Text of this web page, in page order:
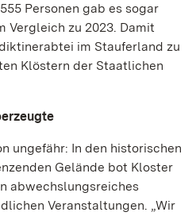
Personen gab es sogar
Vergleich zu 2023. Damit
im Stauferland zu
Klöstern der Staatlichen
ungefähr: In den historischen
Gelände bot Kloster
abwechslungsreiches
Veranstaltungen. „Wir